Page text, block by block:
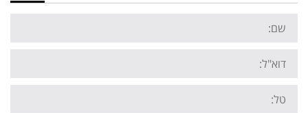
Name:
Email:
Tel: